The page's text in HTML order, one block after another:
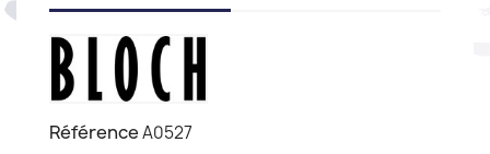
RéférenceA0527